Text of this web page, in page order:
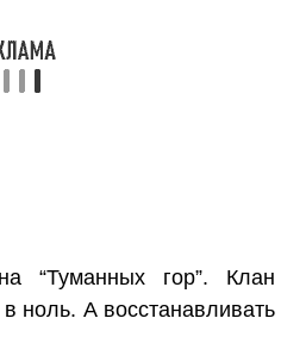
“Туманных гор”. Клан
ноль. А восстанавливать